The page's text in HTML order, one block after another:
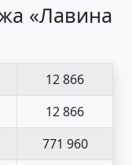
«Лавина
12 866
12 866
771 960